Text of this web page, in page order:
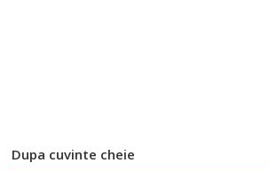
Dupa cuvinte cheie